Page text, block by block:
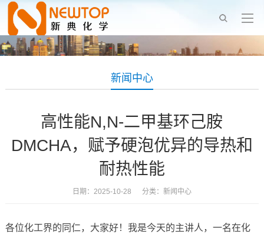
新闻中心
高性能N,N-二甲基环己胺
DMCHA，赋予硬泡优异的导热和
耐热性能
日期：2025-10-28 分类： 新闻中心
各位化工界的同仁，大家好！我是今天的主讲人，一名在化